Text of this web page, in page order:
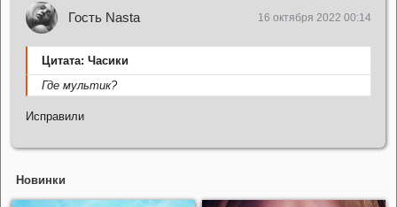
Гость Nasta 16 октября 2022 00:14
Цитата: Часики
Где мультик?
Исправили
Новинки